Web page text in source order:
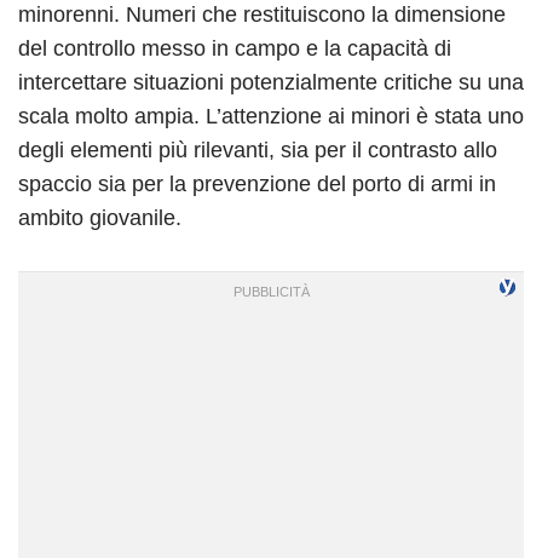
minorenni. Numeri che restituiscono la dimensione
del controllo messo in campo e la capacità di
intercettare situazioni potenzialmente critiche su una
scala molto ampia. L’attenzione ai minori è stata uno
degli elementi più rilevanti, sia per il contrasto allo
spaccio sia per la prevenzione del porto di armi in
ambito giovanile.